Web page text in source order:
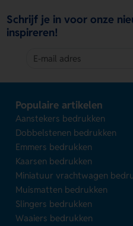
Schrijf je in voor onze
inspireren!
Populaire artikelen
Aanstekers bedrukken
Dobbelstenen bedrukken
Emmers bedrukken
Kaarsen bedrukken
Miniatuur vrachtwagen
Muismatten bedrukken
Slingers bedrukken
Waaiers bedrukken